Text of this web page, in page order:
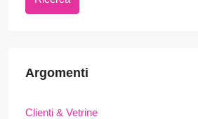
Argomenti
Clienti & Vetrine